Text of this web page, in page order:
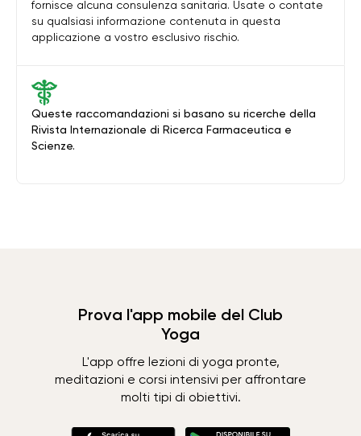
Queste raccomandazioni si basano su ricerche della
Rivista Internazionale di Ricerca Farmaceutica e
Scienze.
fornisce alcuna consulenza sanitaria. Usate o contate
su qualsiasi informazione contenuta in questa
applicazione a vostro esclusivo rischio.
Prova l'app mobile del Club
Yoga
L'app offre lezioni di yoga pronte,
meditazioni e corsi intensivi per affrontare
molti tipi di obiettivi.